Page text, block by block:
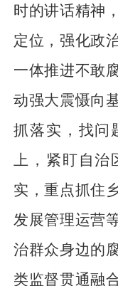
时的讲话精神
定位，强化政
一体推进不敢
动强大震慑向
抓落实，找问
上，紧盯自治
实，重点抓住
发展管理运营
治群众身边的
类监督贯通融